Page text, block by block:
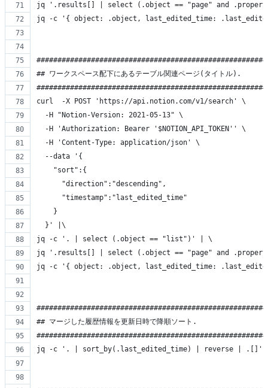
jq '.results[] | select (.object == "page" and
jq -c '{ object: .object, last_edited_time:
#######################################################
## ワークスペース配下にあるテーブル関連ページ(タイトル).
#######################################################
curl  -X POST 'https://api.notion.com/v1/search' \
  -H "Notion-Version: 2021-05-13" \
  -H 'Authorization: Bearer '$NOTION_API_TOKEN'' \
  -H 'Content-Type: application/json' \
  --data '{
    "sort":{
      "direction":"descending",
      "timestamp":"last_edited_time"
    }
  }' |\
jq -c '. | select (.object == "list")' | \
jq '.results[] | select (.object == "page" and
jq -c '{ object: .object, last_edited_time:
#######################################################
## マージした履歴情報を更新日時で降順ソート.
#######################################################
jq -c '. | sort_by(.last_edited_time) | reverse | .[]' --